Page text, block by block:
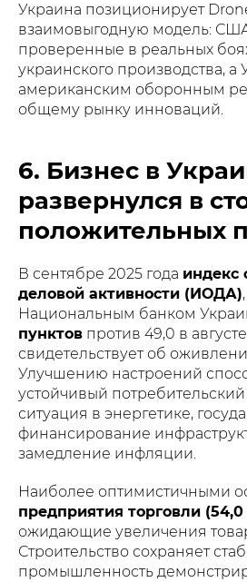
Украина позиционирует
взаимовыгодную модель:
проверенные в реальных
украинского производства, а
американским оборонным
общему рынку инноваций.
6. Бизнес в
развернулся в
положительных
В сентябре 2025 года индекс
деловой активности (ИОДА)
Национальным банком
пунктов против 49,0 в
свидетельствует об
Улучшению настроений
устойчивый
ситуация в энергетике,
финансирование
замедление инфляции.
Наиболее оптимистичными
предприятия торговли (54,0
ожидающие увеличения
Строительство сохраняет
промышленность